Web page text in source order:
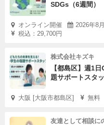
SDGs（6週間）
オンライン開催
2026年8
税込：29,700円
株式会社キズキ
【都島区】週1
題サポートスタ
大阪 [大阪市都島区] 無料
友達として相談に